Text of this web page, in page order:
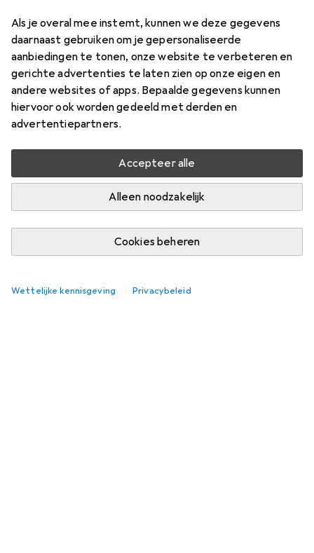
Als je overal mee instemt, kunnen we deze gegevens
daarnaast gebruiken om je gepersonaliseerde
aanbiedingen te tonen, onze website te verbeteren en
gerichte advertenties te laten zien op onze eigen en
andere websites of apps. Bepaalde gegevens kunnen
hiervoor ook worden gedeeld met derden en
advertentiepartners.
Accepteer alle
Alleen noodzakelijk
Cookies beheren
Wettelijke kennisgeving Privacybeleid
Accessoires voor Value Keystone
module rek, 8-poorts, zwart
Vind bijpassende accessoires voor de Value Keystone
module rek, 8-poorts, zwart.
Relevantie
Geen producten gevonden